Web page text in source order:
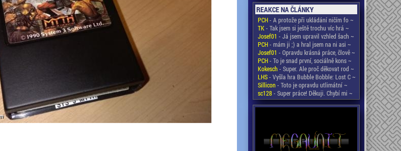
REAKCE NA ČLÁNKY
PCH- A protože při ukládání ničím fo ~
TK- Tak jsem si ještě trochu víc hrá ~
Josef01 - Já jsem upravil vzhled šach ~
PCH- mám ji ;) a hral jsem na ni asi ~
Josef01 - Opravdu krásná práce, člově ~
PCH- To je snad první, sociálně kons ~
Kokesch- Super. Ale proč děkovat rod ~
LHS- Vyšla hra Bubble Bobble: Lost C ~
Sillicon- Toto je opravdu utlimátní ~
sc128- Super práce! Děkuji. Chybí mi ~